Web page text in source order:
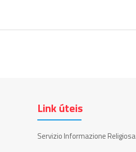
Link úteis
Servizio Informazione Religiosa